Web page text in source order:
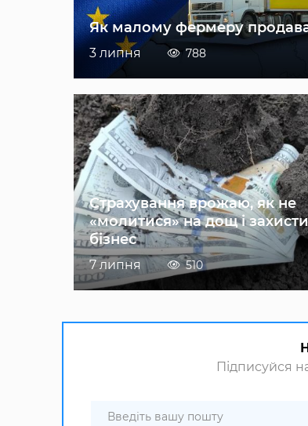
Як малому фермеру
3 липня 788
Страхування врожаю, як не
«молитися» на дощ і
бізнес
7 липня 510
Підписуйся